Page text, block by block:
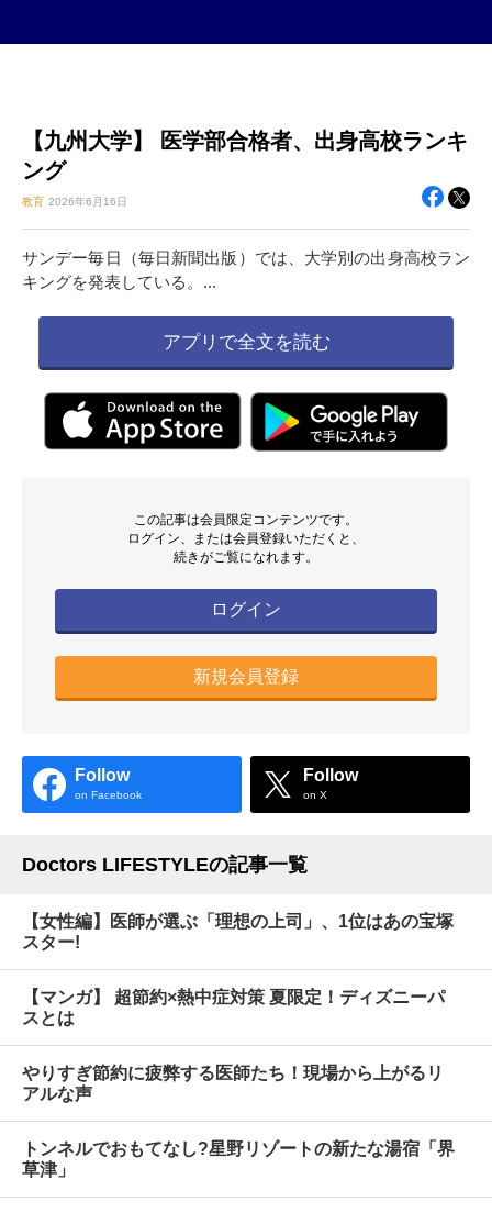
【九州大学】 医学部合格者、出身高校ランキ
ング
教育 2026年6月16日
サンデー毎日（毎日新聞出版）では、大学別の出身高校ラン
キングを発表している。...
アプリで全文を読む
この記事は会員限定コンテンツです。
ログイン、または会員登録いただくと、
続きがご覧になれます。
ログイン
新規会員登録
Follow
on Facebook
Follow
on X
Doctors LIFESTYLEの記事一覧
【女性編】医師が選ぶ「理想の上司」、1位はあの宝塚
スター!
【マンガ】 超節約×熱中症対策 夏限定！ディズニーパ
スとは
やりすぎ節約に疲弊する医師たち！現場から上がるリ
アルな声
トンネルでおもてなし?星野リゾートの新たな湯宿「界
草津」